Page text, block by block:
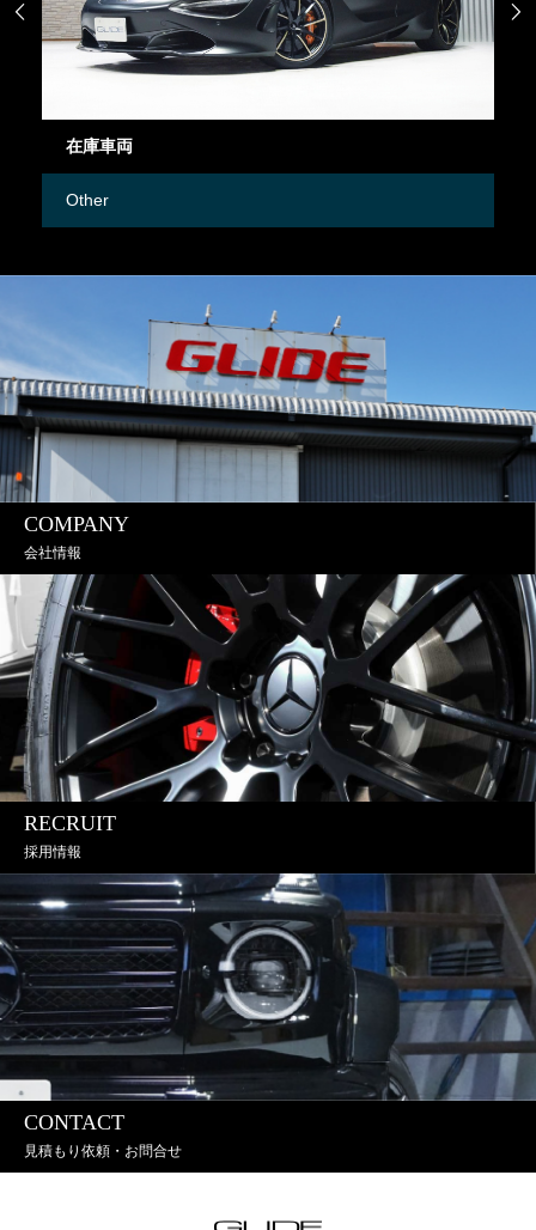
在庫車両
Other
 
COMPANY
会社情報
RECRUIT
採用情報
CONTACT
見積もり依頼・お問合せ